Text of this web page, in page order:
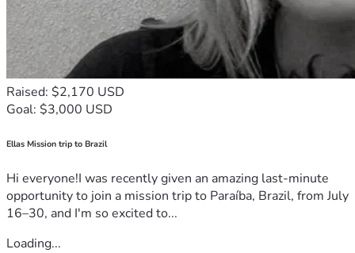
Raised: $2,170 USD
Goal: $3,000 USD
Ellas Mission trip to Brazil
Hi everyone!I was recently given an amazing last-minute
opportunity to join a mission trip to Paraíba, Brazil, from July
16–30, and I'm so excited to...
Loading...